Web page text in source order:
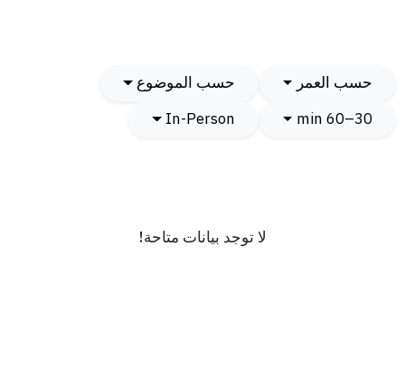
حسب العمر
حسب الموضوع
30–60 min
In-Person
لا توجد بيانات متاحة!